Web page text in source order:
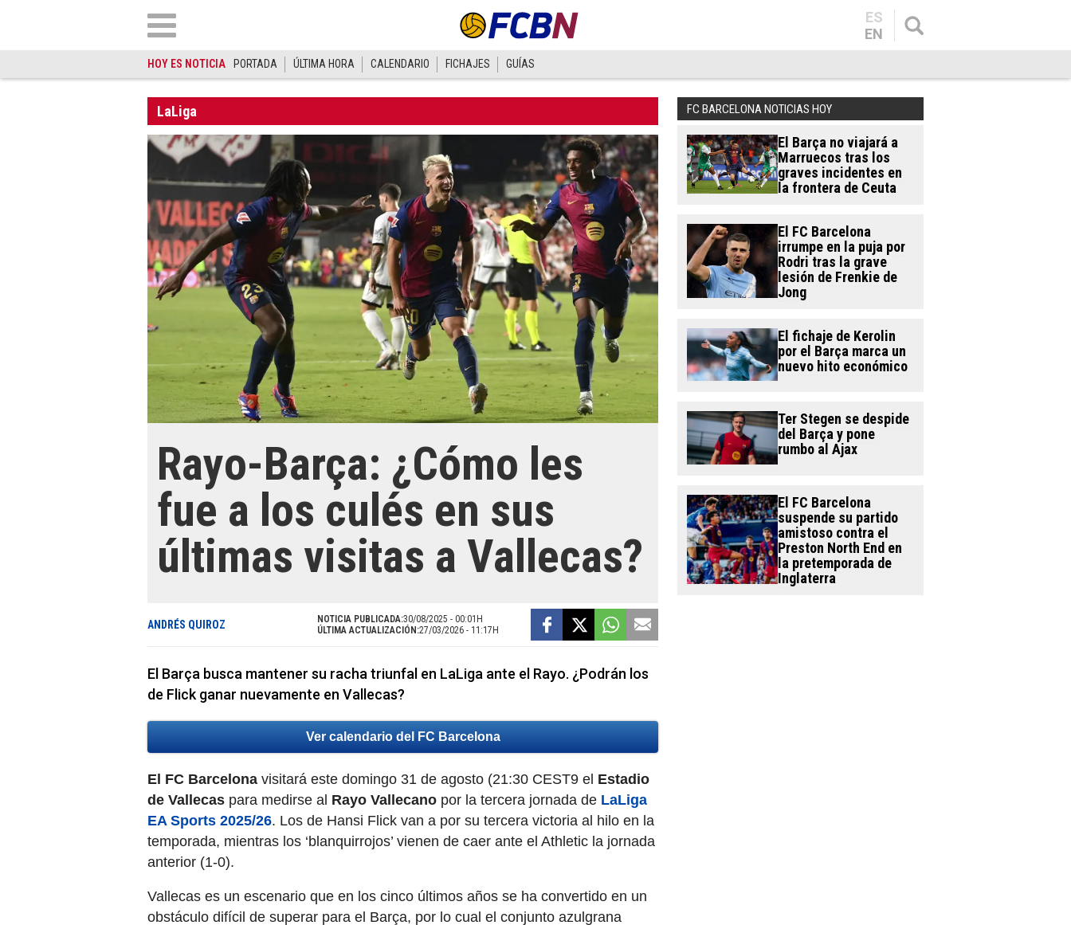
ES
EN
HOY ES NOTICIA PORTADA ÚLTIMA HORA CALENDARIO FICHAJES GUÍAS
LaLiga
Rayo-Barça: ¿Cómo les
fue a los culés en sus
últimas visitas a Vallecas?
ANDRÉS QUIROZ NOTICIA PUBLICADA:30/08/2025 - 00:01H
ÚLTIMA ACTUALIZACIÓN:27/03/2026 - 11:17H
El Barça busca mantener su racha triunfal en LaLiga ante el Rayo. ¿Podrán los
de Flick ganar nuevamente en Vallecas?
Ver calendario del FC Barcelona
El FC Barcelona visitará este domingo 31 de agosto (21:30 CEST9 el Estadio
de Vallecas para medirse al Rayo Vallecano por la tercera jornada de LaLiga
EA Sports 2025/26. Los de Hansi Flick van a por su tercera victoria al hilo en la
temporada, mientras los ‘blanquirrojos’ vienen de caer ante el Athletic la jornada
anterior (1-0).
Vallecas es un escenario que en los cinco últimos años se ha convertido en un
obstáculo difícil de superar para el Barça, por lo cual el conjunto azulgrana
FC BARCELONA NOTICIAS HOY
El Barça no viajará a
Marruecos tras los
graves incidentes en
la frontera de Ceuta
El FC Barcelona
irrumpe en la puja por
Rodri tras la grave
lesión de Frenkie de
Jong
El fichaje de Kerolin
por el Barça marca un
nuevo hito económico
Ter Stegen se despide
del Barça y pone
rumbo al Ajax
El FC Barcelona
suspende su partido
amistoso contra el
Preston North End en
la pretemporada de
Inglaterra